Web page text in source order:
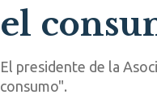
el
El presidente de la
consumo".